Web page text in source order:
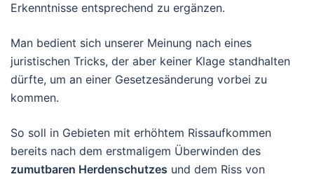
Erkenntnisse entsprechend zu ergänzen.
Man bedient sich unserer Meinung nach eines
juristischen Tricks, der aber keiner Klage standhalten
dürfte, um an einer Gesetzesänderung vorbei zu
kommen.
So soll in Gebieten mit erhöhtem Rissaufkommen
bereits nach dem erstmaligem Überwinden des
zumutbaren Herdenschutzes und dem Riss von